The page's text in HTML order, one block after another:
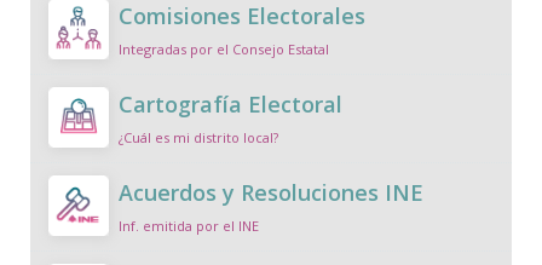
Comisiones Electorales
Integradas por el Consejo Estatal
Cartografía Electoral
¿Cuál es mi distrito local?
Acuerdos y Resoluciones INE
Inf. emitida por el INE